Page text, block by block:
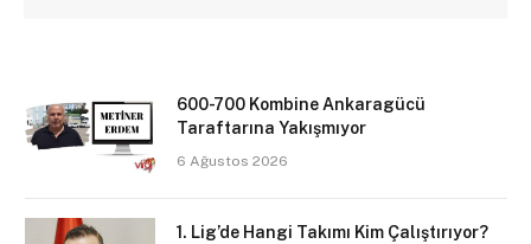
600-700 Kombine Ankaragücü
Taraftarına Yakışmıyor
6 Ağustos 2026
1. Lig’de Hangi Takımı Kim Çalıştırıyor?